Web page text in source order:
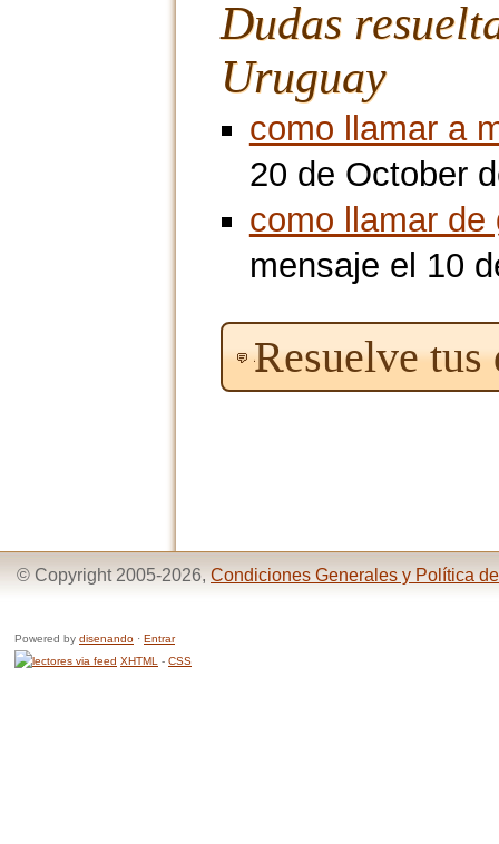
Dudas
Uruguay
como llamar a
20 de October
como llamar de
mensaje el 10
Resuelve tus
© Copyright 2005-2026, Condiciones Generales y Política
Powered by disenando · Entrar
XHTML - CSS